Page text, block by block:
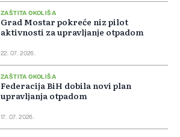
ZAŠTITA OKOLIŠA
Grad Mostar pokreće niz pilot
aktivnosti za upravljanje otpadom
22. 07. 2026.
ZAŠTITA OKOLIŠA
Federacija BiH dobila novi plan
upravljanja otpadom
17. 07. 2026.